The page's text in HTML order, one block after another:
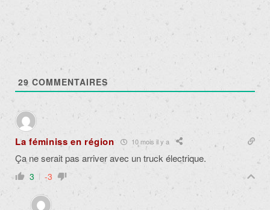
29 COMMENTAIRES
La féminiss en région 10 mois il y a
Ça ne serait pas arriver avec un truck électrique.
3 -3